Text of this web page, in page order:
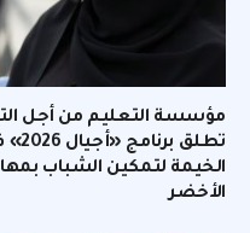
الخيمة لتمكين الشباب
الأخضر